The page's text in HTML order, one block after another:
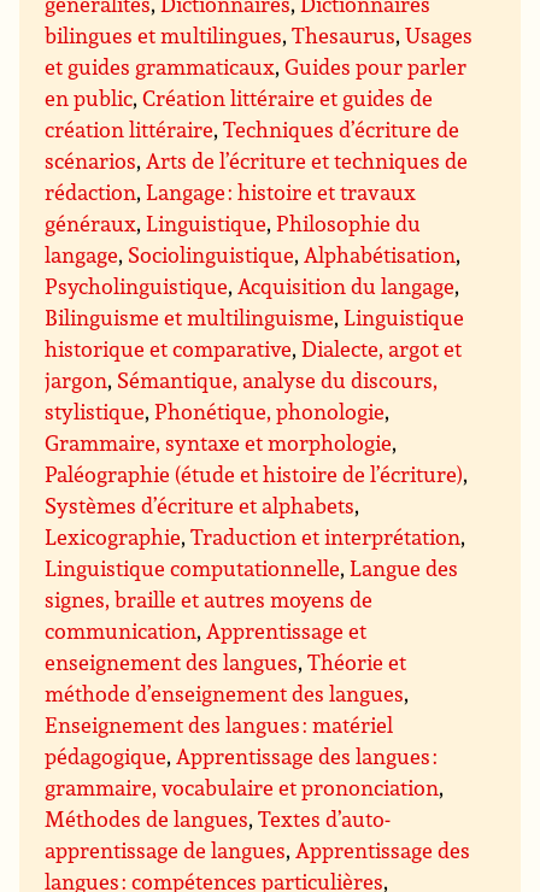
bilingues et multilingues,Thesaurus,Usages
et guides grammaticaux,Guides pour parler
en public,Création littéraire et guides de
création littéraire,Techniques d’écriture de
scénarios,Arts de l’écriture et techniques de
rédaction,Langage : histoire et travaux
généraux,Linguistique,Philosophie du
langage, Sociolinguistique,Alphabétisation,
Psycholinguistique,Acquisition du langage,
Bilinguisme et multilinguisme,Linguistique
historique et comparative,Dialecte, argot et
jargon, Sémantique, analyse du discours,
stylistique,Phonétique, phonologie,
Grammaire, syntaxe et morphologie,
Paléographie (étude et histoire de l’écriture),
Systèmes d’écriture et alphabets,
Lexicographie,Traduction et interprétation,
Linguistique computationnelle,Langue des
signes, braille et autres moyens de
communication,Apprentissage et
enseignement des langues,Théorie et
méthode d’enseignement des langues,
Enseignement des langues : matériel
pédagogique,Apprentissage des langues :
grammaire, vocabulaire et prononciation,
Méthodes de langues,Textes d’auto-
apprentissage de langues,Apprentissage des
langues : compétences particulières,